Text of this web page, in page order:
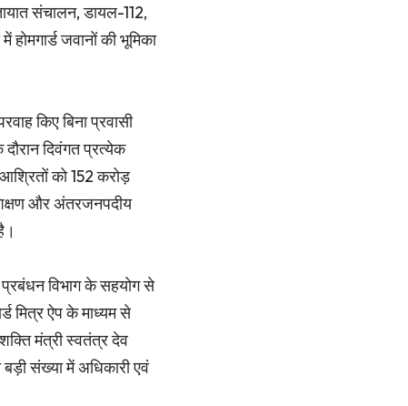
संचालन, डायल-112,
जवानों की भूमिका
किए बिना प्रवासी
दिवंगत प्रत्येक
को 152 करोड़
और अंतरजनपदीय
प्रबंधन विभाग के सहयोग से
मित्र ऐप के माध्यम से
मंत्री स्वतंत्र देव
संख्या में अधिकारी एवं